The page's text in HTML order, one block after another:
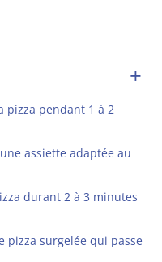
pizza pendant 1 à 2
assiette adaptée au
durant 2 à 3 minutes
pizza surgelée qui passe